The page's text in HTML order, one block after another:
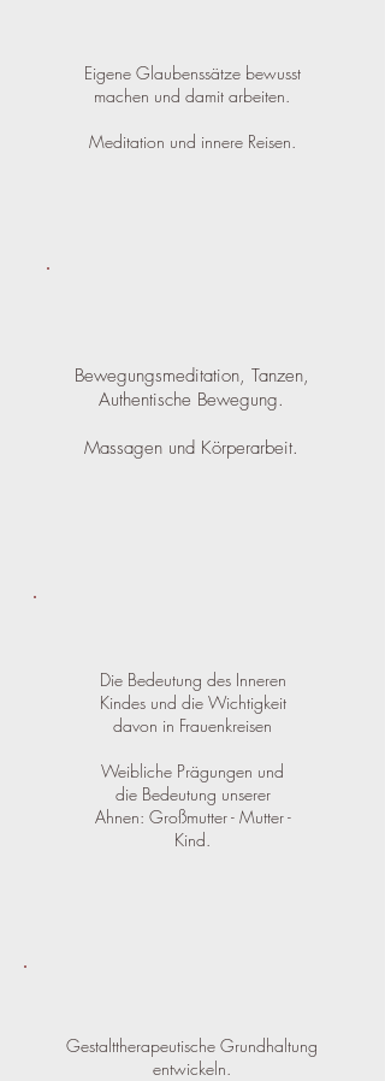
Eigene Glaubenssätze bewusst
machen und damit arbeiten.
Meditation und innere Reisen.
Bewegungsmeditation, Tanzen,
Authentische Bewegung.
Massagen und Körperarbeit.
Die Bedeutung des Inneren
Kindes und die Wichtigkeit
davon in Frauenkreisen
Weibliche Prägungen und
die Bedeutung unserer
Ahnen: Großmutter - Mutter -
Kind.
Gestalttherapeutische Grundhaltung
entwickeln.